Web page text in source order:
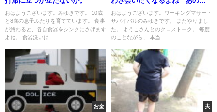
おはようございます。みゆきです。 10歳
と8歳の息子ふたりを育てています。 食事
が終わると、各自食器をシンクにさげます
よね。 食器洗いは...
ェスチャーが超絶便利な話とか
おはようございます。ワーキングマザー・
サバイバルのみゆきです。 またやりまし
た。 ようこさんとのクロストーク。 毎度
のことながら、 本当...
お金 夫